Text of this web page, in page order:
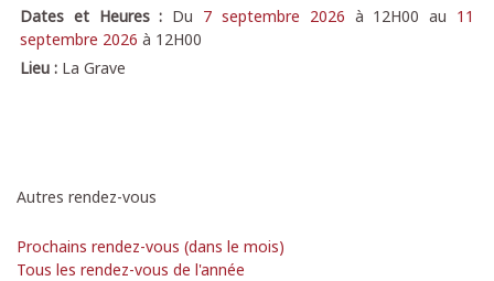
Dates et Heures : Du 7 septembre 2026 à 12H00 au 11
septembre 2026 à 12H00
Lieu : La Grave
Autres rendez-vous
Prochains rendez-vous (dans le mois)
Tous les rendez-vous de l'année